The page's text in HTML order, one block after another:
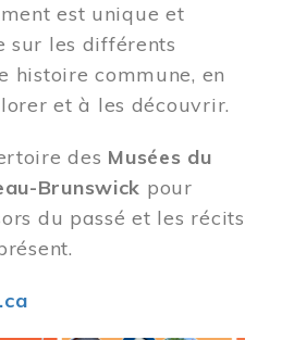
est unique et
sur les différents
histoire commune, en
et à les découvrir.
des Musées du
Brunswick pour
du passé et les récits